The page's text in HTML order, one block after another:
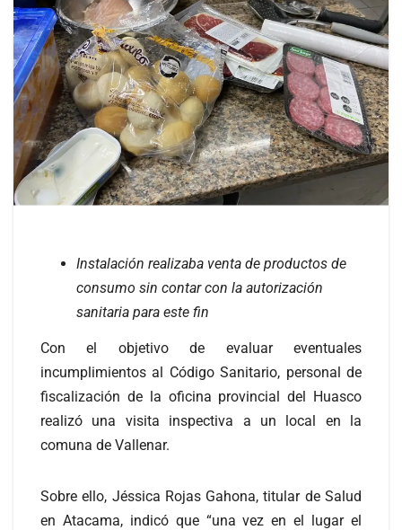
Instalación realizaba venta de productos de
consumo sin contar con la autorización
sanitaria para este fin
Con el objetivo de evaluar eventuales
incumplimientos al Código Sanitario, personal de
fiscalización de la oficina provincial del Huasco
realizó una visita inspectiva a un local en la
comuna de Vallenar.
Sobre ello, Jéssica Rojas Gahona, titular de Salud
en Atacama, indicó que “una vez en el lugar el